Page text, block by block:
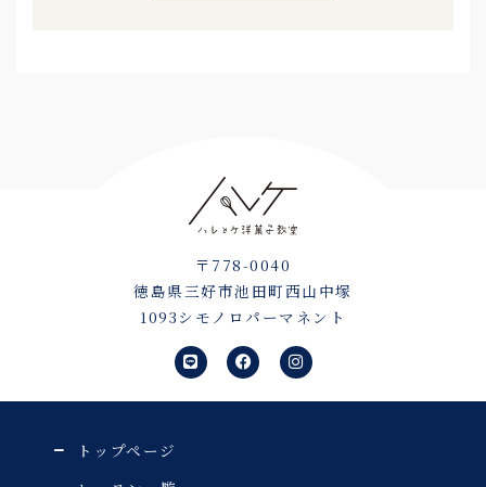
〒778-0040
徳島県三好市池田町西山中塚
1093シモノロパーマネント
L
i
n
e
F
a
c
e
I
n
s
t
トップページ